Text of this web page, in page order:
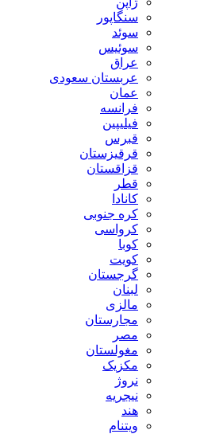
سنگاپور
سوئد
سوئیس
عراق
عربستان سعودی
عمان
فرانسه
فیلیپین
قبرس
قرقیزستان
قزاقستان
قطر
کانادا
کره جنوبی
کرواسی
کوبا
کویت
گرجستان
لبنان
مالزی
مجارستان
مصر
مغولستان
مکزیک
نروژ
نیجریه
هند
ویتنام